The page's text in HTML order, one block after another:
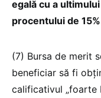
egală cu a
procentului de
(7) Bursa de merit
beneficiar să fi
calificativul „foarte